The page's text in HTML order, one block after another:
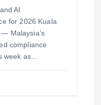
AI
for 2026 Kuala
Malaysia’s
compliance
week as…